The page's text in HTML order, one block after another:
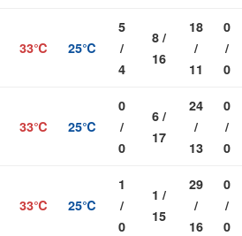
33℃ 25℃
5
/
4
8 /
16
18
/
11
0
/
0
33℃ 25℃
0
/
0
6 /
17
24
/
13
0
/
0
33℃ 25℃
1
/
0
1 /
15
29
/
16
0
/
0